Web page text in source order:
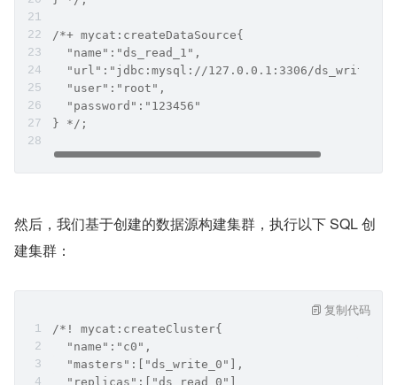
/*+ mycat:createDataSource{
  "name":"ds_read_1",
"url":"jdbc:mysql://127.0.0.1:3306/
  "user":"root",
  "password":"123456"
} */;
然后，我们基于创建的数据源构建集群，执行以下 SQL 创
建集群：
/*! mycat:createCluster{
  "name":"c0",
  "masters":["ds_write_0"],
  "replicas":["ds_read_0"]
复制代码